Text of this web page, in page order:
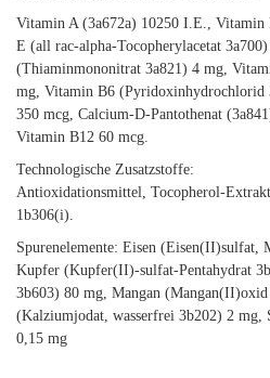
Vitamin A (3a672a) 10250 I.E.,
E (all rac-alpha-Tocopherylacetat
(Thiaminmononitrat 3a821) 4 mg,
mg, Vitamin B6 (Pyridoxinhydrochlorid
350 mcg, Calcium-D-Pantothenat
Vitamin B12 60 mcg.
Technologische Zusatzstoffe:
Antioxidationsmittel, Tocopherol-
1b306(i).
Spurenelemente: Eisen (Eisen(II)sulfat,
Kupfer (Kupfer(II)-sulfat-Pentahydrat
3b603) 80 mg, Mangan
(Kalziumjodat, wasserfrei 3b202) 2 mg,
0,15 mg